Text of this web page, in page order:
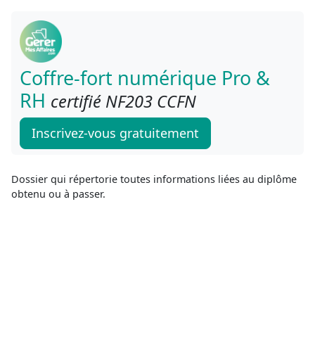
Coffre-fort numérique Pro &
RH certifié NF203 CCFN
Inscrivez-vous gratuitement
Dossier qui répertorie toutes informations liées au diplôme
obtenu ou à passer.